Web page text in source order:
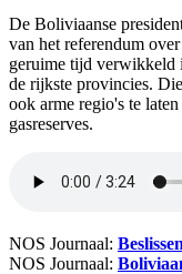
De Boliviaanse
van het referendum
geruime tijd verwikkeld
de rijkste provincies.
ook arme regio's te
gasreserves.
NOS Journaal:
NOS Journaal: